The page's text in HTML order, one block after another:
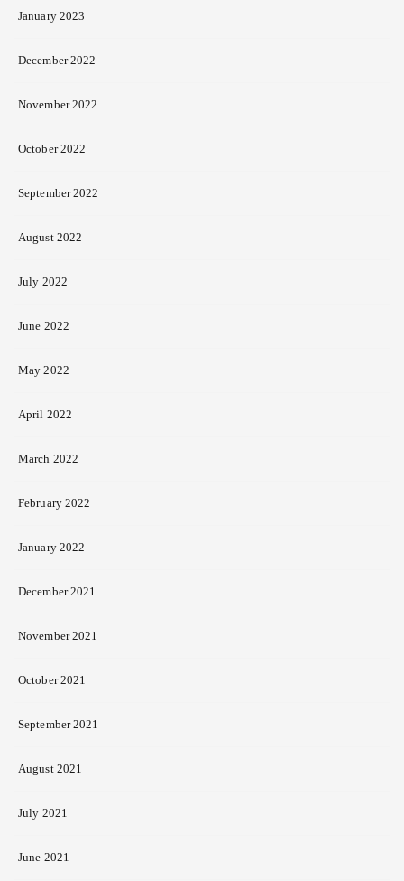
January 2023
December 2022
November 2022
October 2022
September 2022
August 2022
July 2022
June 2022
May 2022
April 2022
March 2022
February 2022
January 2022
December 2021
November 2021
October 2021
September 2021
August 2021
July 2021
June 2021